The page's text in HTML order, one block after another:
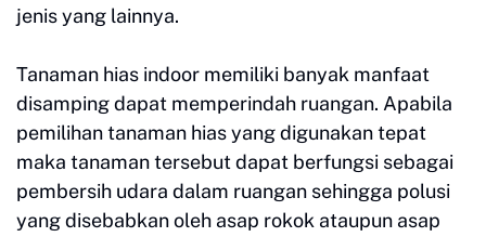
jenis yang lainnya.
Tanaman hias indoor memiliki banyak manfaat
disamping dapat memperindah ruangan. Apabila
pemilihan tanaman hias yang digunakan tepat
maka tanaman tersebut dapat berfungsi sebagai
pembersih udara dalam ruangan sehingga polusi
yang disebabkan oleh asap rokok ataupun asap